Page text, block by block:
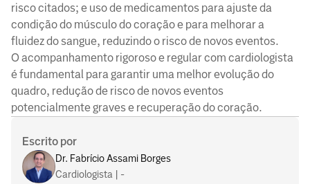
risco citados; e uso de medicamentos para ajuste da
condição do músculo do coração e para melhorar a
fluidez do sangue, reduzindo o risco de novos eventos.
O acompanhamento rigoroso e regular com cardiologista
é fundamental para garantir uma melhor evolução do
quadro, redução de risco de novos eventos
potencialmente graves e recuperação do coração.
Escrito por
Dr. Fabrício Assami Borges
Cardiologista | -